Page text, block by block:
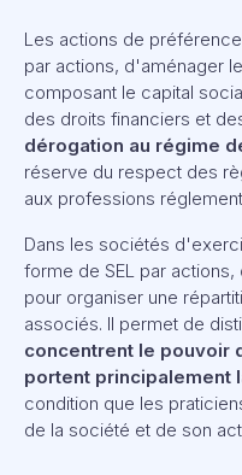
Les actions de
par actions, d'aménager
composant le capital
des droits financiers et
dérogation au régime
réserve du respect des
aux professions
Dans les sociétés
forme de SEL par
pour organiser une
associés. Il permet de
concentrent le pouvoir
portent principalement
condition que les
de la société et de son